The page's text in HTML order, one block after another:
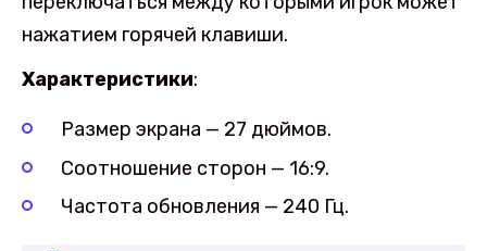
нажатием горячей клавиши.
Характеристики:
Размер экрана — 27 дюймов.
Соотношение сторон — 16:9.
Частота обновления — 240 Гц.